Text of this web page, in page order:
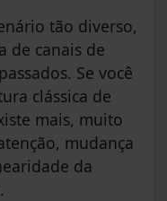
tão diverso,
de canais de
Se você
clássica de
mais, muito
mudança
da